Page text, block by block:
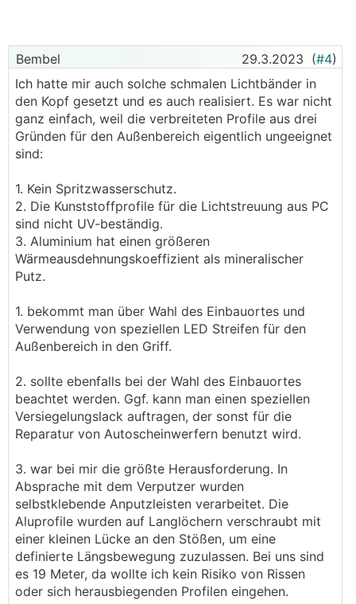
Bembel 29.3.2023 (#4)
Ich hatte mir auch solche schmalen Lichtbänder in
den Kopf gesetzt und es auch realisiert. Es war nicht
ganz einfach, weil die verbreiteten Profile aus drei
Gründen für den Außenbereich eigentlich ungeeignet
sind:
1. Kein Spritzwasserschutz.
2. Die Kunststoffprofile für die Lichtstreuung aus PC
sind nicht UV-beständig.
3. Aluminium hat einen größeren
Wärmeausdehnungskoeffizient als mineralischer
Putz.
1. bekommt man über Wahl des Einbauortes und
Verwendung von speziellen LED Streifen für den
Außenbereich in den Griff.
2. sollte ebenfalls bei der Wahl des Einbauortes
beachtet werden. Ggf. kann man einen speziellen
Versiegelungslack auftragen, der sonst für die
Reparatur von Autoscheinwerfern benutzt wird.
3. war bei mir die größte Herausforderung. In
Absprache mit dem Verputzer wurden
selbstklebende Anputzleisten verarbeitet. Die
Aluprofile wurden auf Langlöchern verschraubt mit
einer kleinen Lücke an den Stößen, um eine
definierte Längsbewegung zuzulassen. Bei uns sind
es 19 Meter, da wollte ich kein Risiko von Rissen
oder sich herausbiegenden Profilen eingehen.